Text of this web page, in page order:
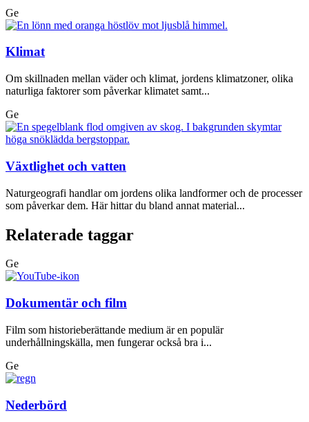
Ge
Klimat
Om skillnaden mellan väder och klimat, jordens klimatzoner, olika
naturliga faktorer som påverkar klimatet samt...
Ge
Växtlighet och vatten
Naturgeografi handlar om jordens olika landformer och de processer
som påverkar dem. Här hittar du bland annat material...
Relaterade taggar
Ge
Dokumentär och film
Film som historieberättande medium är en populär
underhållningskälla, men fungerar också bra i...
Ge
Nederbörd